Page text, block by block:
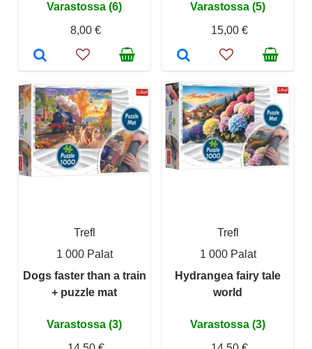
Varastossa (6)
8,00 €
Varastossa (5)
15,00 €
Trefl
1 000 Palat
Dogs faster than a train
+ puzzle mat
Varastossa (3)
Trefl
1 000 Palat
Hydrangea fairy tale
world
Varastossa (3)